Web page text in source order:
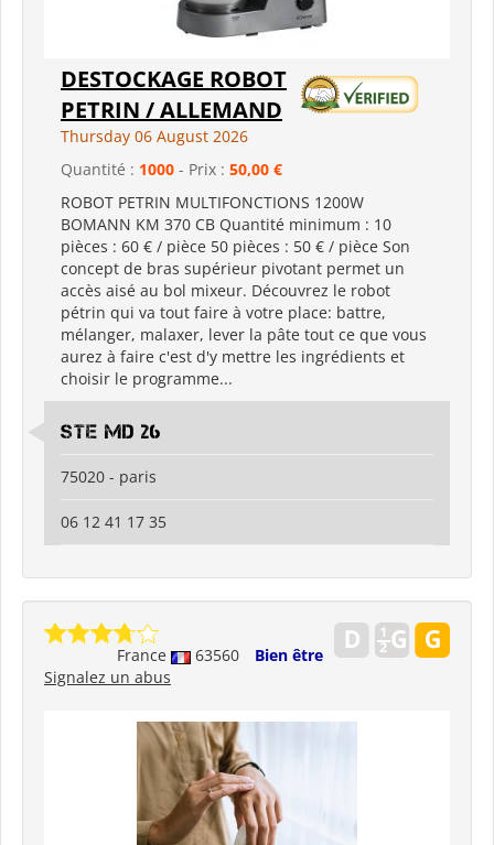
DESTOCKAGE ROBOT
PETRIN / ALLEMAND
Thursday 06 August 2026
Quantité : 1000 - Prix : 50,00 €
ROBOT PETRIN MULTIFONCTIONS 1200W
BOMANN KM 370 CB Quantité minimum : 10
pièces : 60 € / pièce 50 pièces : 50 € / pièce Son
concept de bras supérieur pivotant permet un
accès aisé au bol mixeur. Découvrez le robot
pétrin qui va tout faire à votre place: battre,
mélanger, malaxer, lever la pâte tout ce que vous
aurez à faire c'est d'y mettre les ingrédients et
choisir le programme...
Ste md 26
75020 - paris
06 12 41 17 35
France 63560
Bien être
Signalez un abus